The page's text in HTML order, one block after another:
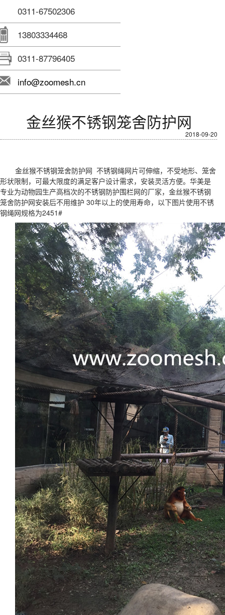
0311-67502306
13803334468
0311-87796405
info@zoomesh.cn
金丝猴不锈钢笼舍防护网
2018-09-20
金丝猴不锈钢笼舍防护网 不锈钢绳网片可伸缩，不受地形、笼舍
形状限制，可最大限度的满足客户设计需求，安装灵活方便。华美是
专业为动物园生产高档次的不锈钢防护围栏网的厂家，金丝猴不锈钢
笼舍防护网安装后不用维护 30年以上的使用寿命，以下图片使用不锈
钢绳网规格为2451#